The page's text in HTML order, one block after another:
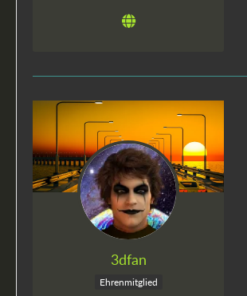
3dfan
Ehrenmitglied